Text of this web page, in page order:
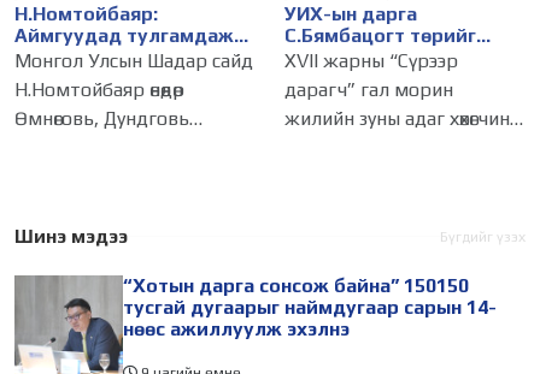
Н.Номтойбаяр:
Аймгуудад тулгамдаж
буй асуудлуудыг долоо
хоног бүр Засгийн
газрын хуралдаанд
танилцуулж,
Монгол Улсын Шадар сайд
Н.Номтойбаяр өнөөдөр
Өмнөговь, Дундговь
комиссын даргын 3 дугаар
Өмнөговь аймагт
УИХ-ын дарга
С.Бямбацогт төрийг
төлөөлөн Сутай хайрхны
тэнгэрийг тахих төрийн
тахилгад оролцлоо
XVII жарны “Сүрээр
дарагч” гал морин
жилийн зуны адаг хөхөгчин
хайрхны тэнгэрийг тайх
Монгол
Шинэ мэдээ Бүгдийг үзэх
“Хотын дарга сонсож байна” 150150
тусгай дугаарыг наймдугаар сарын 14-
нөөс ажиллуулж эхэлнэ